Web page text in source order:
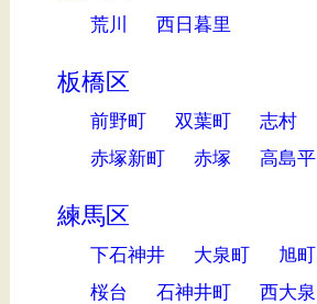
荒川 西日暮里
板橋区
前野町 双葉町 志村
赤塚新町
赤塚 高島平
練馬区
下石神井 大泉町 旭町
桜台
石神井町 西大泉